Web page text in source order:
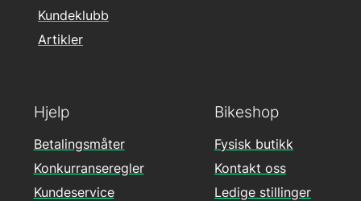
Hjelp
Betalingsmåter
Konkurranseregler
Kundeservice
Kundeklubb
Artikler
Bikeshop
Fysisk butikk
Kontakt oss
Ledige stillinger